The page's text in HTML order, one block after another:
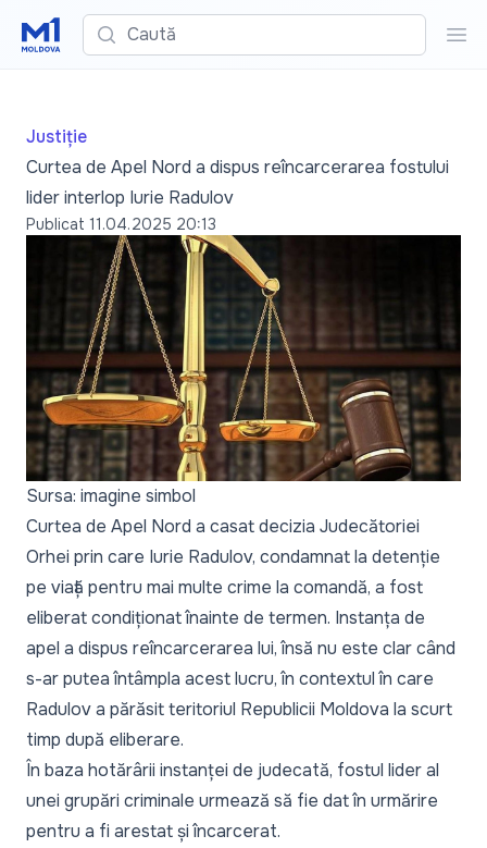
Caută
Justiție
Curtea de Apel Nord a dispus reîncarcerarea fostului
lider interlop Iurie Radulov
Publicat 11.04.2025 20:13
Sursa: imagine simbol
Curtea de Apel Nord a casat decizia Judecătoriei
Orhei prin care Iurie Radulov, condamnat la detenție
pe viață pentru mai multe crime la comandă, a fost
eliberat condiționat înainte de termen. Instanța de
apel a dispus reîncarcerarea lui, însă nu este clar când
s-ar putea întâmpla acest lucru, în contextul în care
Radulov a părăsit teritoriul Republicii Moldova la scurt
timp după eliberare.
În baza hotărârii instanței de judecată, fostul lider al
unei grupări criminale urmează să fie dat în urmărire
pentru a fi arestat și încarcerat.